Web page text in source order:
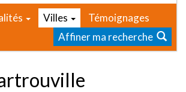
Villes
Témoignages
Affiner ma recherche